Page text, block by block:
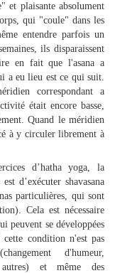
et plaisante absolument
qui "coule" dans les
entendre parfois un
ils disparaissent
en fait que l'asana a
a eu lieu est ce qui suit.
correspondant a
était encore basse,
Quand le méridien
à y circuler librement à
d’hatha yoga, la
d’exécuter shavasana
particulières, qui sont
Cela est nécessaire
peuvent se développées
condition n'est pas
d'humeur,
et même des